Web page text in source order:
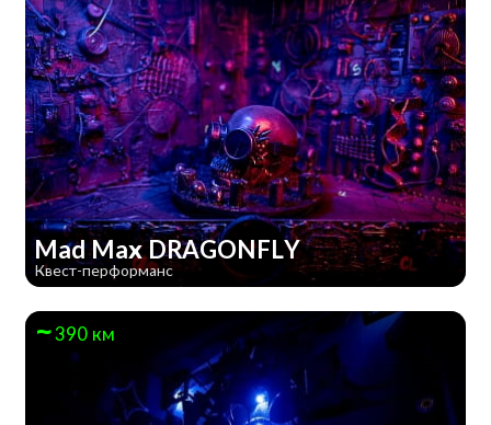
Mad Max DRAGONFLY
Квест-перформанс
390 км